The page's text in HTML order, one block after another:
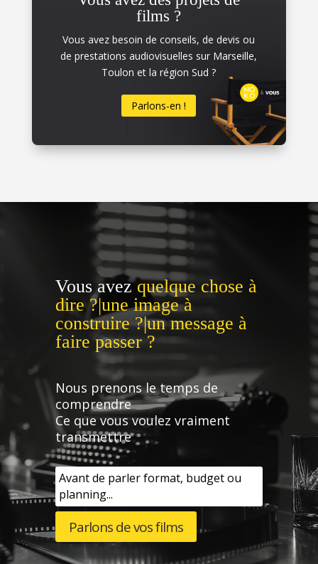
films ?
Vous avez besoin de conseils, de devis ou
de prestations audiovisuelles sur Marseille,
Toulon et la région Sud ?
Parlons-en !
Vous avezquelque chose à
dire ?|une image à
construire ?|un message à
faire passer ?
Nous prenons le temps de
comprendre
Ce que vous voulez vraiment
transmettre
Avant de parler format, budget ou
planning...
Parlons de vos films